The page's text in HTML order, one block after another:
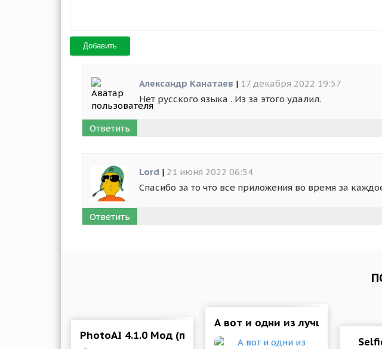
Добавить
Александр Канатаев | 17 декабря 2022 19:57
Нет русского языка . Из за этого удалил.
Ответить
Lord | 21 июня 2022 06:54
Спасибо за то что все приложения во время за
Ответить
PhotoAI 4.1.0 Мод (полная версия)
А вот и одни из лучших